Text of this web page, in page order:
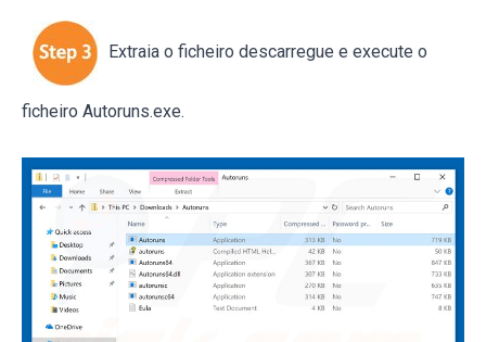
Extraia o ficheiro descarregue e execute o
ficheiro Autoruns.exe.